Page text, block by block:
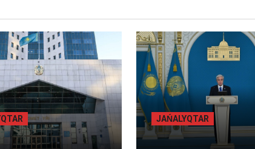
ОБЛЫСЫНДА
JAŃALYQTAR
ТОҚАЕВ БІРНЕШЕ ІРІ